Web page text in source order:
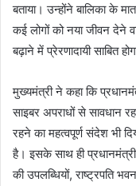
बताया। उन्होंने बालिका के
कई लोगों को नया जीवन देने
बढ़ाने में प्रेरणादायी साबित
मुख्यमंत्री ने कहा कि
साइबर अपराधों से सावधान
रहने का महत्वपूर्ण संदेश भी
है। इसके साथ ही
की उपलब्धियों, राष्ट्रपति